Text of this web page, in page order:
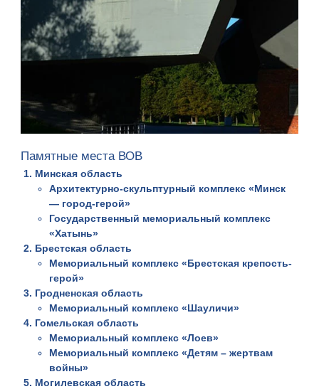
Памятные места ВОВ
Минская область
Архитектурно-скульптурный комплекс «Минск
— город-герой»
Государственный мемориальный комплекс
«Хатынь»
Брестская область
Мемориальный комплекс «Брестская крепость-
герой»
Гродненская область
Мемориальный комплекс «Шауличи»
Гомельская область
Мемориальный комплекс «Лоев»
Мемориальный комплекс «Детям – жертвам
войны»
Могилевская область